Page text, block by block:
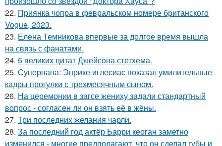
22. Приянка чопра в февральском номере британского
Vogue, 2023.
23. Елена Темникова впервые за долгое время вышла
на связь с фанатами.
24. 5 великих цитат Джейсoна стетхема.
25. Суперпапа: Энрике иглесиас показал умилительные
кадры прогулки с трехмесячным сыном.
26. На церемонии в загсе жениху задали стандартный
вопрос - согласен ли он взять её в жёны.
27. Три последних желания чарли.
28. За последний год актёр Барри кеоган заметно
изменился - многие предполагают, что он сделал губы и